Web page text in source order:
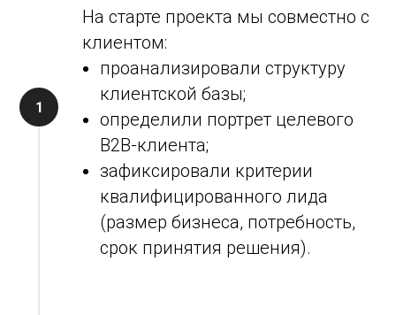
На старте проекта мы совместно с
клиентом:
проанализировали структуру
клиентской базы;
определили портрет целевого
B2B-клиента;
зафиксировали критерии
квалифицированного лида
(размер бизнеса, потребность,
срок принятия решения).